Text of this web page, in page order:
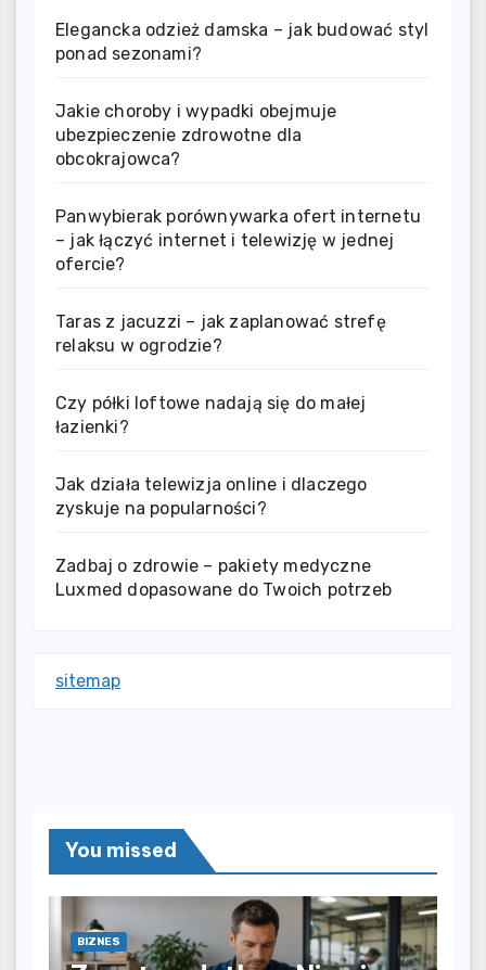
Elegancka odzież damska – jak budować styl
ponad sezonami?
Jakie choroby i wypadki obejmuje
ubezpieczenie zdrowotne dla
obcokrajowca?
Panwybierak porównywarka ofert internetu
– jak łączyć internet i telewizję w jednej
ofercie?
Taras z jacuzzi – jak zaplanować strefę
relaksu w ogrodzie?
Czy półki loftowe nadają się do małej
łazienki?
Jak działa telewizja online i dlaczego
zyskuje na popularności?
Zadbaj o zdrowie – pakiety medyczne
Luxmed dopasowane do Twoich potrzeb
sitemap
You missed
BIZNES